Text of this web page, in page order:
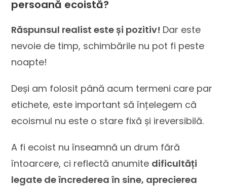
persoană ecoistă?
Răspunsul realist este și pozitiv! Dar este
nevoie de timp, schimbările nu pot fi peste
noapte!
Deși am folosit până acum termeni care par
etichete, este important să înțelegem că
ecoismul nu este o stare fixă și ireversibilă.
A fi ecoist nu înseamnă un drum fără
întoarcere, ci reflectă anumite dificultăți
legate de încrederea în sine, aprecierea